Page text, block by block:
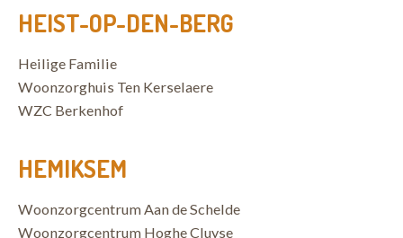
HEIST-OP-DEN-BERG
Heilige Familie
Woonzorghuis Ten Kerselaere
WZC Berkenhof
HEMIKSEM
Woonzorgcentrum Aan de Schelde
Woonzorgcentrum Hoghe Cluyse